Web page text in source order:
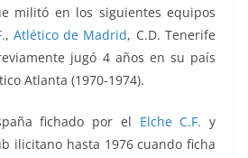
militó en los siguientes equipos
, Atlético de Madrid, C.D. Tenerife
jugó 4 años en su país
Atlanta (1970-1974).
fichado por el Elche C.F. y
ilicitano hasta 1976 cuando ficha